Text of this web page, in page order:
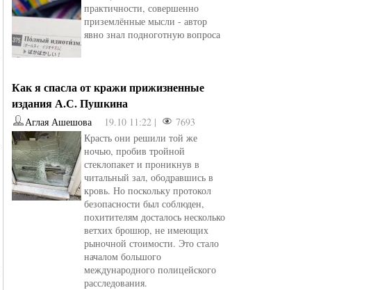
практичности, совершенно
приземлённые мысли - автор
явно знал подноготную вопроса
Как я спасла от кражи прижизненные
издания А.С. Пушкина
Аглая Ашешова 19.10 11:22 |
7693
Красть они решили той же
ночью, пробив тройной
стеклопакет и проникнув в
читальный зал, ободравшись в
кровь. Но поскольку протокол
безопасности был соблюден,
похитителям досталось несколько
ветхих брошюр, не имеющих
рыночной стоимости. Это стало
началом большого
международного полицейского
расследования.